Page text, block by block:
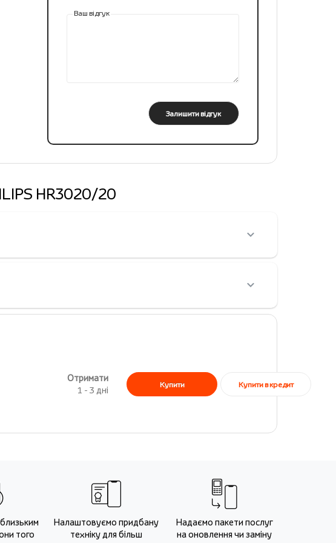
Ваш відгук
Залишити відгук
HR3020/20
Отримати
1 - 3 дні
Купити Купити в кредит
того
Налаштовуємо придбану
техніку для більш
Надаємо пакети послуг
на оновлення чи заміну